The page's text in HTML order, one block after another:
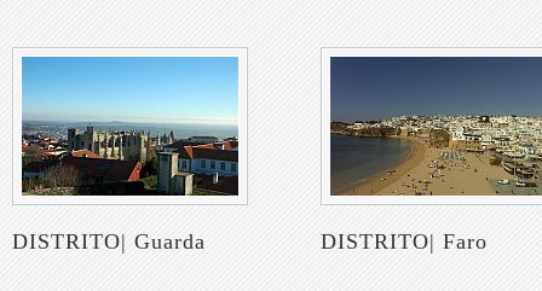
DISTRITO| Guarda DISTRITO| Faro